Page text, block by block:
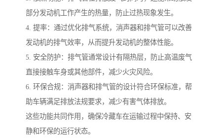
部分发动机工作产生的热量，防止过热现象发生。
4. 提率：通过优化排气系统，消声器和排气管可以改善
发动机的排气效率，从而提升发动机的整体性能。
5. 安全防护：排气管通常设计有隔热层，防止高温废气
直接接触车身或其他部件，减少火灾风险。
6. 环保合规：消声器和排气管的设计符合环保标准，帮
助车辆满足排放法规要求，减少有害气体排放。
这些功能共同作用，确保冷藏车在运输过程中保持、安
静和环保的运行状态。